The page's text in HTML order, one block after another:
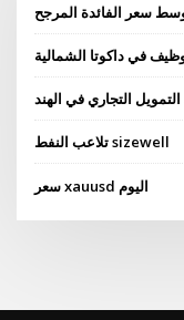
​​سعر الفائدة المرجح
في داكوتا الشمالية
التجاري في الهند
تلاعب النفط sizewell
سعر xauusd اليوم